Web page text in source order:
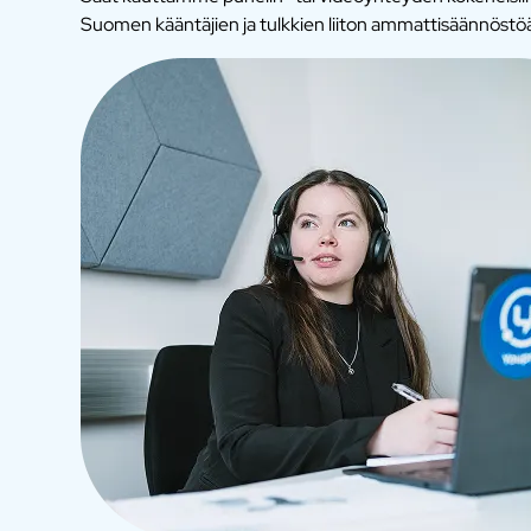
Suomen kääntäjien ja tulkkien liiton